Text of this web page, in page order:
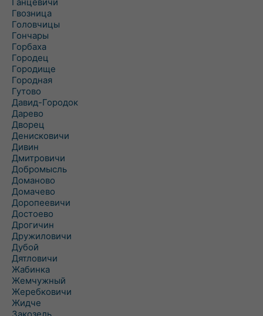
Гвозница
Головчицы
Гончары
Горбаха
Городец
Городище
Городная
Гутово
Давид-Городок
Дарево
Дворец
Денисковичи
Дивин
Дмитровичи
Добромысль
Доманово
Домачево
Доропеевичи
Достоево
Дрогичин
Дружиловичи
Дубой
Дятловичи
Жабинка
Жемчужный
Жеребковичи
Жидче